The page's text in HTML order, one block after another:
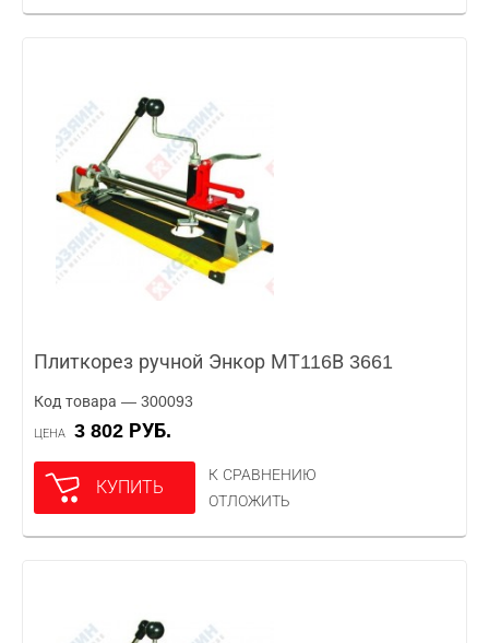
Плиткорез ручной Энкор МТ116В 3661
Код товара — 300093
ЦЕНА 3 802 РУБ.
КУПИТЬ
К СРАВНЕНИЮ
ОТЛОЖИТЬ